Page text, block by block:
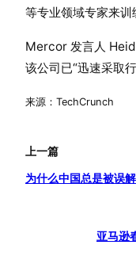
等专业领域专家来训
Mercor 发言人
该公司已“迅速采取
来源：TechCrunch
上一篇
为什么中国总是被误
亚马逊